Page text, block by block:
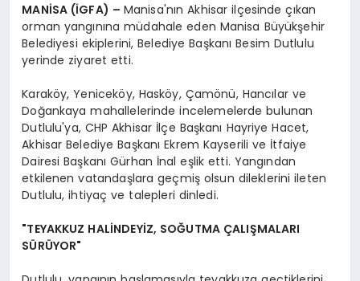
MANİSA (İGFA) – Manisa'nın Akhisar ilçesinde çıkan
orman yangınına müdahale eden Manisa Büyükşehir
Belediyesi ekiplerini, Belediye Başkanı Besim Dutlulu
yerinde ziyaret etti.
Karaköy, Yeniceköy, Hasköy, Çamönü, Hancılar ve
Doğankaya mahallelerinde incelemelerde bulunan
Dutlulu'ya, CHP Akhisar İlçe Başkanı Hayriye Hacet,
Akhisar Belediye Başkanı Ekrem Kayserili ve İtfaiye
Dairesi Başkanı Gürhan İnal eşlik etti. Yangından
etkilenen vatandaşlara geçmiş olsun dileklerini ileten
Dutlulu, ihtiyaç ve talepleri dinledi.
"TEYAKKUZ HALİNDEYİZ, SOĞUTMA ÇALIŞMALARI
SÜRÜYOR"